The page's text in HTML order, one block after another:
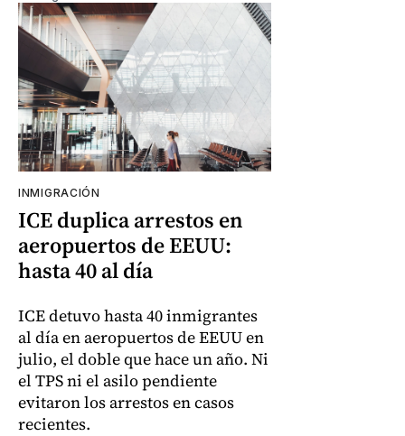
INMIGRACIÓN
ICE duplica arrestos en
aeropuertos de EEUU:
hasta 40 al día
ICE detuvo hasta 40 inmigrantes
al día en aeropuertos de EEUU en
julio, el doble que hace un año. Ni
el TPS ni el asilo pendiente
evitaron los arrestos en casos
recientes.